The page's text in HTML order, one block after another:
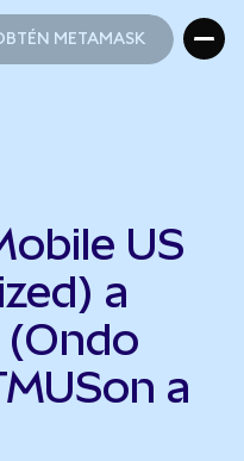
METAMASK
US
a
a